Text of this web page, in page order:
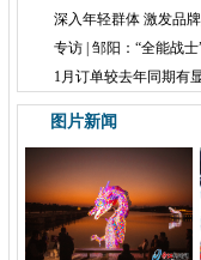
专访 | 邹阳：“全能战
图片新闻